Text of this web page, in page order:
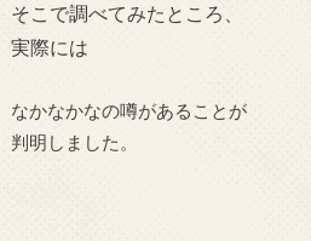
そこで調べてみたところ、
実際には
なかなかなの噂があることが
判明しました。